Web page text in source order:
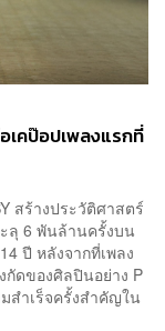
เคป๊อปเพลงแรกที่
สร้างประวัติศาสตร์
ลุ 6 พันล้านครั้งบน
ปี หลังจากที่เพลง
ดของศิลปินอย่าง P
สำเร็จครั้งสำคัญใน